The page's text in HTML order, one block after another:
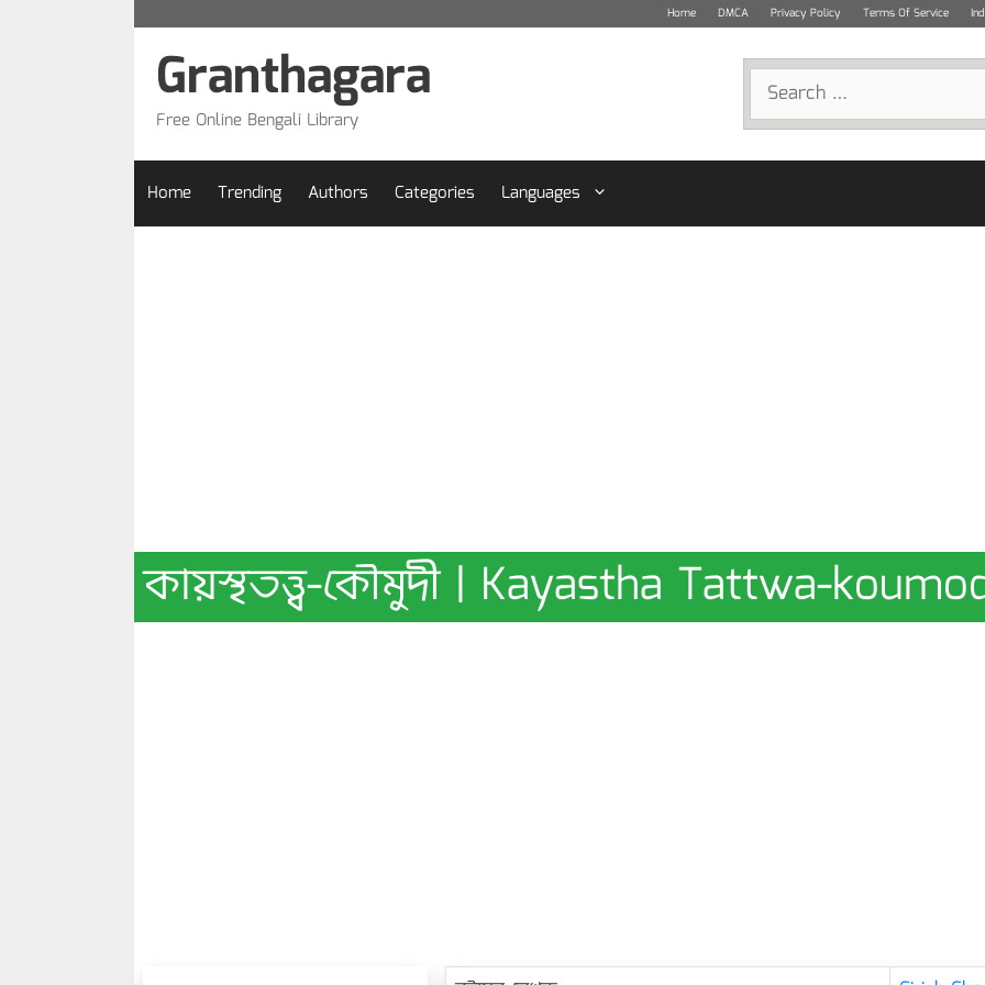
Home DMCA Privacy Policy Terms Of Service
Search
for:
Granthagara
Free Online Bengali Library
Home Trending Authors Categories Languages
কায়স্থতত্ত্ব-কৌমুদী | Kayastha Tattwa-